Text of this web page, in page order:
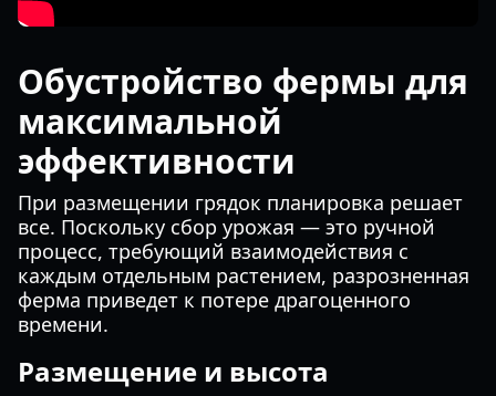
Обустройство фермы для
максимальной
эффективности
При размещении грядок планировка решает
все. Поскольку сбор урожая — это ручной
процесс, требующий взаимодействия с
каждым отдельным растением, разрозненная
ферма приведет к потере драгоценного
времени.
Размещение и высота